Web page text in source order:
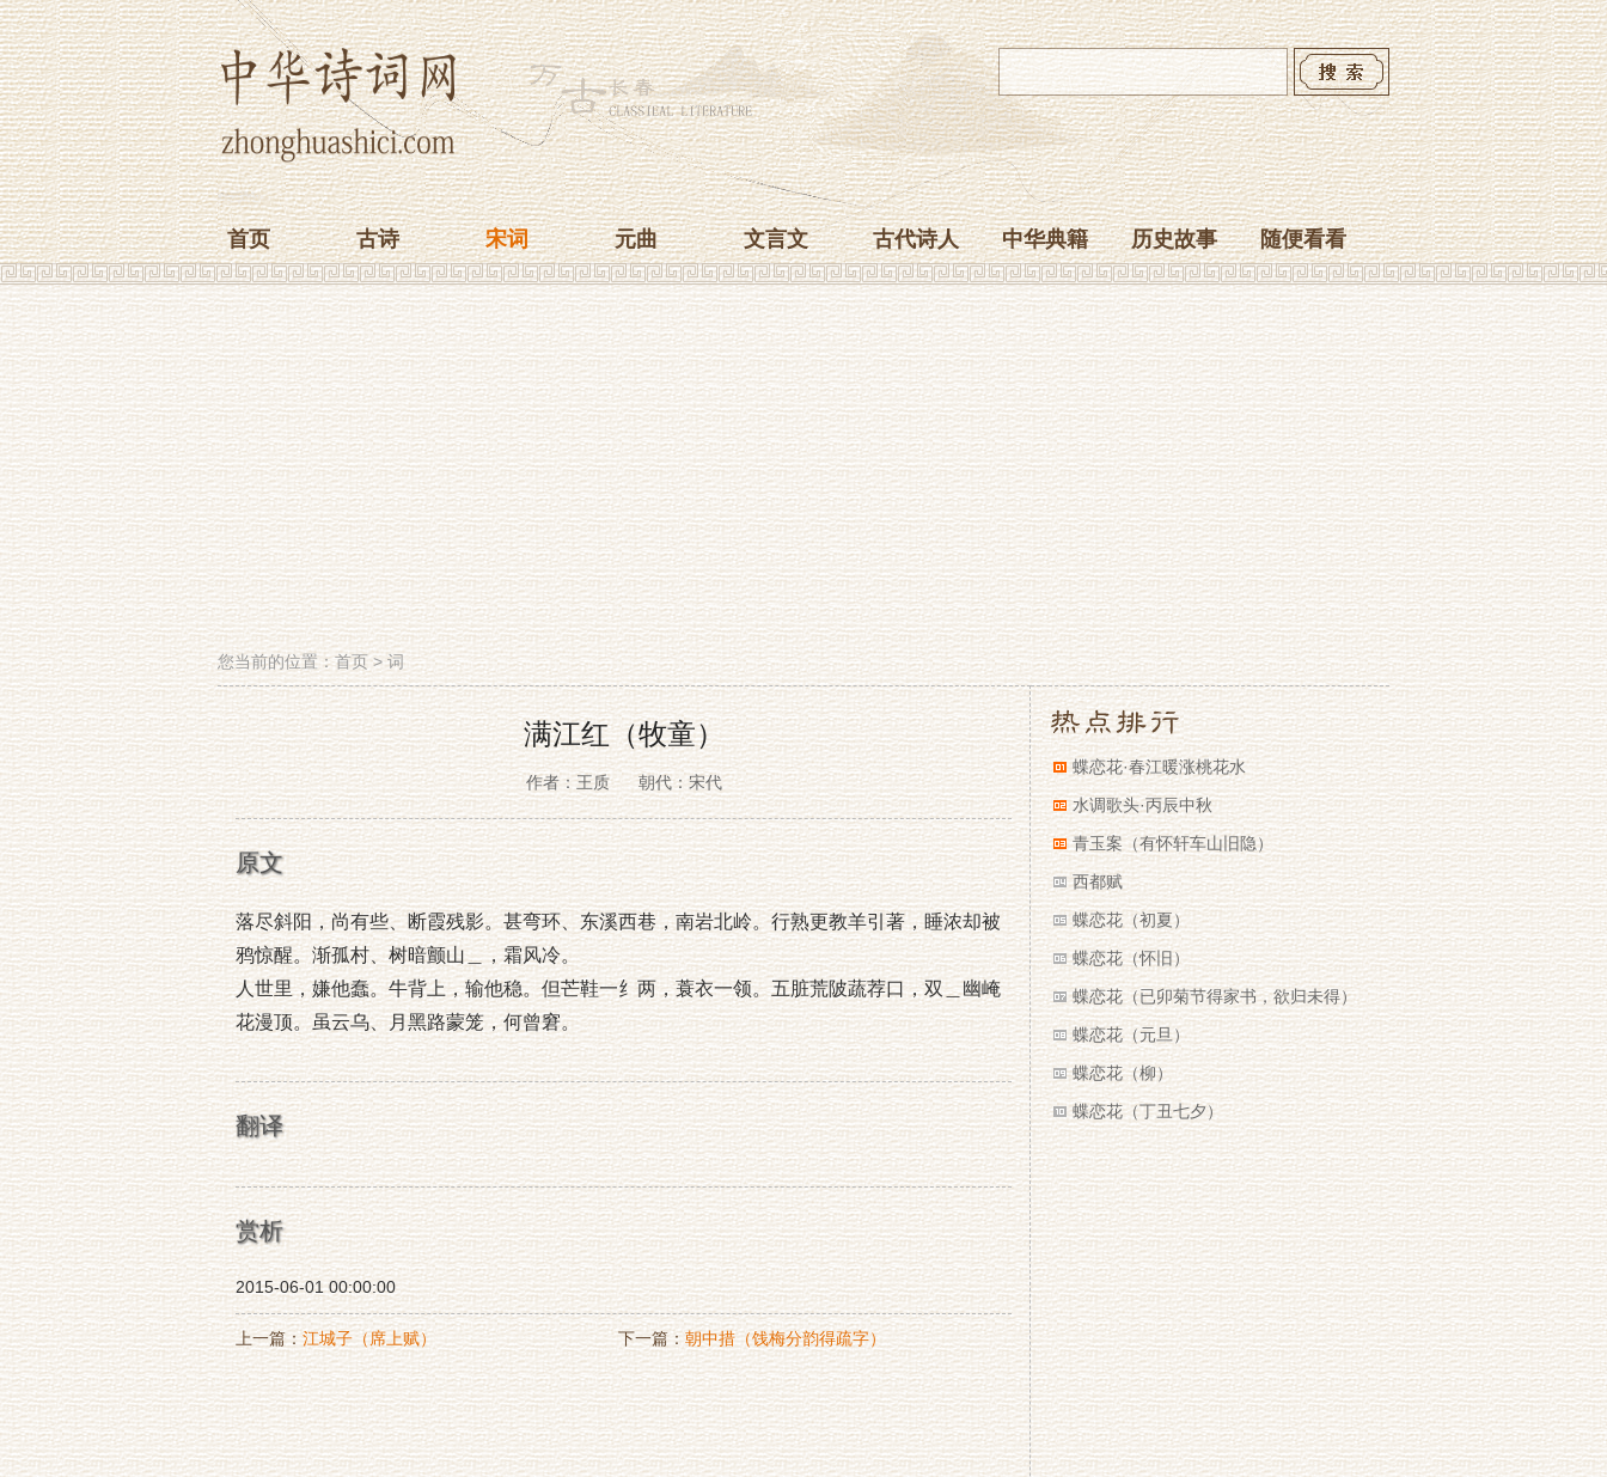
首页 古诗 宋词 元曲 文言文 古代诗人 中华典籍 历史故事 随便看看
您当前的位置：首页>词
满江红（牧童）
作者：王质 朝代：宋代
原文
落尽斜阳，尚有些、断霞残影。甚弯环、东溪西巷，南岩北岭。行熟更教羊引著，睡浓却被
鸦惊醒。渐孤村、树暗颤山＿，霜风冷。
人世里，嫌他蠢。牛背上，输他稳。但芒鞋一纟两，蓑衣一领。五脏荒陂蔬荐口，双＿幽崦
花漫顶。虽云乌、月黑路蒙笼，何曾窘。
翻译
赏析
2015-06-01 00:00:00
上一篇：江城子（席上赋） 下一篇：朝中措（饯梅分韵得疏字）
蝶恋花·春江暖涨桃花水
水调歌头·丙辰中秋
青玉案（有怀轩车山旧隐）
西都赋
蝶恋花（初夏）
蝶恋花（怀旧）
蝶恋花（已卯菊节得家书，欲归未得）
蝶恋花（元旦）
蝶恋花（柳）
蝶恋花（丁丑七夕）